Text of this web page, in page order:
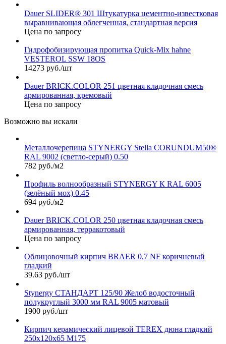
Dauer SLIDER® 301 Штукатурка цементно-известковая
выравнивающая облегченная, стандартная версия
Цена по запросу
Гидрофобизирующая пропитка Quick-Mix hahne
VESTEROL SSW 18OS
14273 руб./шт
Dauer BRICK.COLOR 251 цветная кладочная смесь
армированная, кремовый
Цена по запросу
Возможно вы искали
Металлочерепица STYNERGY Stella CORUNDUM50®
RAL 9002 (светло-серый) 0.50
782 руб./м2
Профиль волнообразный STYNERGY К RAL 6005
(зелёный мох) 0.45
694 руб./м2
Dauer BRICK.COLOR 250 цветная кладочная смесь
армированная, терракотовый
Цена по запросу
Облицовочный кирпич BRAER 0,7 NF коричневый
гладкий
39.63 руб./шт
Stynergy СТАНДАРТ 125/90 Желоб водосточный
полукруглый 3000 мм RAL 9005 матовый
1900 руб./шт
Кирпич керамический лицевой TEREX дюна гладкий
250х120х65 М175